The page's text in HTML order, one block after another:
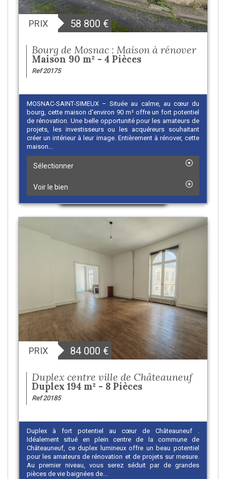
PRIX 58 800 €
Bourg de Mosnac : Maison à rénover
Maison 90 m² - 4 Pièces
Ref 20175
MOSNAC-SAINT-SIMEUX – Située au calme, au cœur du
bourg, cette maison d'environ 90 m² offre un fort potentiel
de rénovation. Une belle opportunité pour les amateurs de
projets, les investisseurs ou les acquéreurs souhaitant
créer un intérieur à leur image. Entièrement à rénover, cette
maison...
Sélectionner
Voir le bien
PRIX 84 000 €
Duplex centre ville de Châteauneuf
Duplex 194 m² - 8 Pièces
Ref 20185
Duplex à fort potentiel au cœur de Châteauneuf .
Idéalement situé en plein centre de la commune de
Châteauneuf, ce duplex lumineux offre un beau potentiel
pour les amateurs de rénovation et de projets sur mesure.
Au premier niveau, vous serez séduit par de grandes
pièces de vie baignées de...